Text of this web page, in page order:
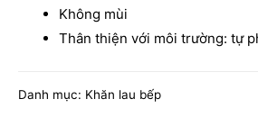
Không mùi
Thân thiện với môi trường: tự
Danh mục: Khăn lau bếp